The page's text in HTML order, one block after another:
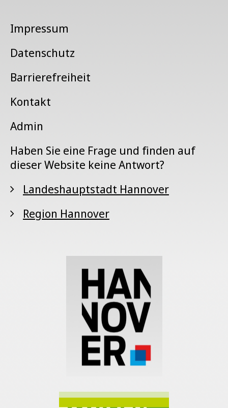
Impressum
Datenschutz
Barrierefreiheit
Kontakt
Admin
Haben Sie eine Frage und finden auf
dieser Website keine Antwort?
Landeshauptstadt Hannover
Region Hannover